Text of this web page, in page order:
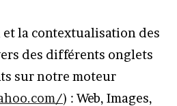
la contextualisation des
des différents onglets
sur notre moteur
) : Web, Images,